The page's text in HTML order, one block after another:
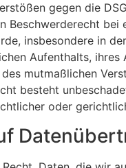
gegen die
Beschwerderecht bei
insbesondere in
Aufenthalts, ihres
mutmaßlichen
besteht
oder